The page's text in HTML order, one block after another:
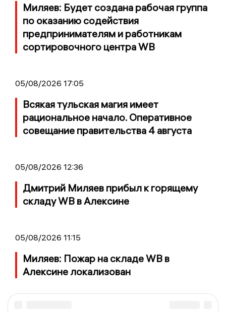
Миляев: Будет создана рабочая группа
по оказанию содействия
предпринимателям и работникам
сортировочного центра WB
05/08/2026 17:05
Всякая тульская магия имеет
рациональное начало. Оперативное
совещание правительства 4 августа
05/08/2026 12:36
Дмитрий Миляев прибыл к горящему
складу WB в Алексине
05/08/2026 11:15
Миляев: Пожар на складе WB в
Алексине локализован